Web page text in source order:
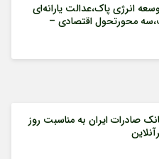
انرژی پاک،عدالت یارانه‌ای
محورتحول اقتصادی –
صادرات ایران به مناسبت روز